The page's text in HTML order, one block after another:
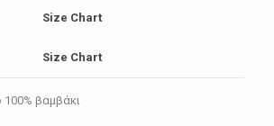
Size Chart
Size Chart
βαμβάκι